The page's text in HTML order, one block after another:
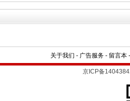
关于我们 - 广告服务 - 留言本
京ICP备